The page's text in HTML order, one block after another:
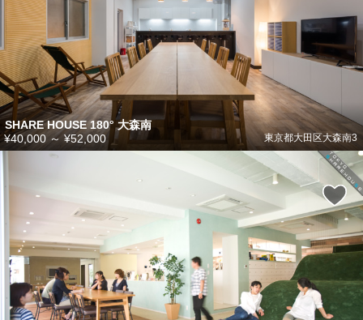
SHARE HOUSE 180° 大森南
東京都大田区大森南3
¥40,000 ～ ¥52,000